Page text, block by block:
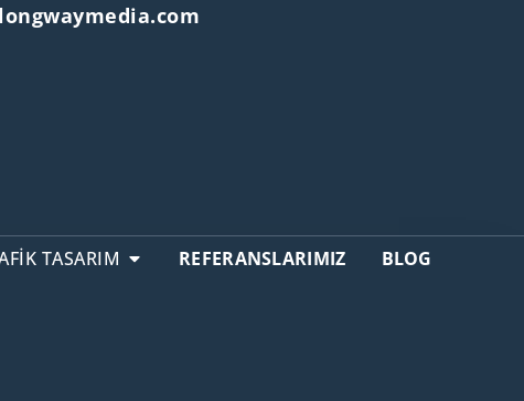
TASARIM REFERANSLARIMIZ BLOG